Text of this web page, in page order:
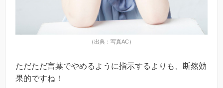
（出典：写真AC）
ただただ言葉でやめるように指示するよりも、断然効
果的ですね！